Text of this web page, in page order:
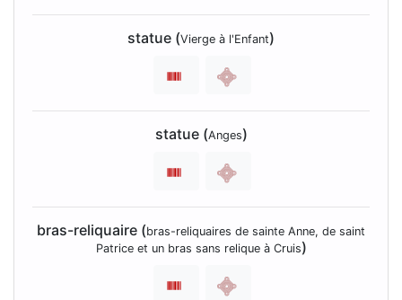
statue (Vierge à l'Enfant)
statue (Anges)
bras-reliquaire (bras-reliquaires de sainte Anne, de saint
Patrice et un bras sans relique à Cruis)